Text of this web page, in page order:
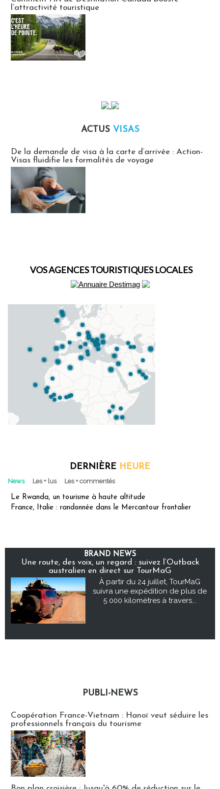
l’attractivité touristique
ACTUS VISAS
De la demande de visa à la carte d’arrivée : Action-
Visas fluidifie les formalités de voyage
VOS AGENCES TOURISTIQUES LOCALES
DERNIÈRE HEURE
News Les + lus Les + commentés
Le Rwanda, un tourisme à haute altitude
France, Italie : randonnée dans le Mercantour frontalier
BRAND NEWS
Une route, des voix, un regard : suivez l’Outback
australien en direct sur TourMaG
À partir du 24 juillet, TourMaG
suivra une expédition de plus de
5 000 kilomètres à travers...
PUBLI-NEWS
Coopération France-Vietnam : Hanoï veut séduire les
professionnels français du tourisme